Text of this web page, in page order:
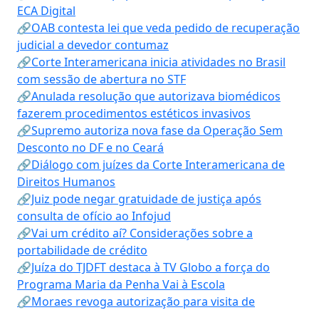
ECA Digital
🔗OAB contesta lei que veda pedido de recuperação
judicial a devedor contumaz
🔗Corte Interamericana inicia atividades no Brasil
com sessão de abertura no STF
🔗Anulada resolução que autorizava biomédicos
fazerem procedimentos estéticos invasivos
🔗Supremo autoriza nova fase da Operação Sem
Desconto no DF e no Ceará
🔗Diálogo com juízes da Corte Interamericana de
Direitos Humanos
🔗Juiz pode negar gratuidade de justiça após
consulta de ofício ao Infojud
🔗Vai um crédito aí? Considerações sobre a
portabilidade de crédito
🔗Juíza do TJDFT destaca à TV Globo a força do
Programa Maria da Penha Vai à Escola
🔗Moraes revoga autorização para visita de